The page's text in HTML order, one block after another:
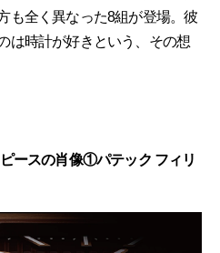
も全く異なった8組が登場。彼
は時計が好きという、その想
ースの肖像①パテック フィリ